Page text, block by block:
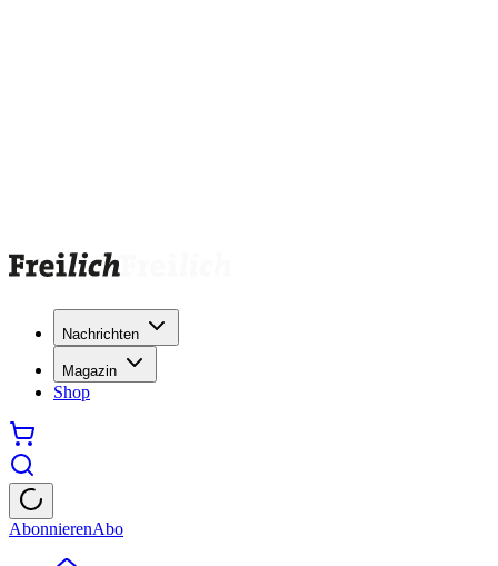
Nachrichten
Magazin
Shop
AbonnierenAbo